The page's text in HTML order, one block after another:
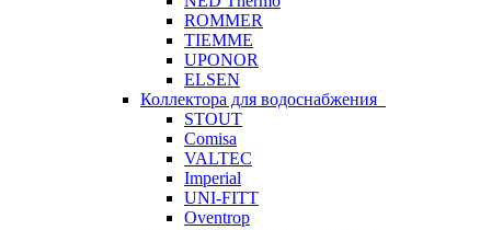
ROMMER
TIEMME
UPONOR
ELSEN
Коллектора для водоснабжения
STOUT
Comisa
VALTEC
Imperial
UNI-FITT
Oventrop